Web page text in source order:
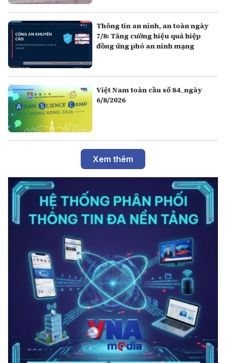
Thông tin an ninh, an toàn ngày
7/8: Tăng cường hiệu quả hiệp
đồng ứng phó an ninh mạng
Việt Nam toàn cầu số 84_ngày
6/8/2026
Xem thêm